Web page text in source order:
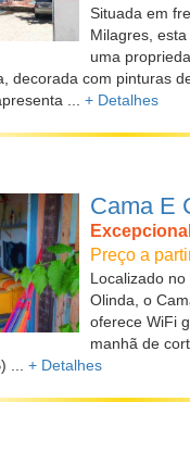
Situada em
Milagres,
uma
decorada com pinturas
... + Detalhes
Cama E
Excepcional
Preço a
Localizado
Olinda, o
oferece WiFi
manhã de
... + Detalhes